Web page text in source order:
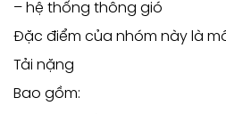
– hệ thống thông gió
Đặc điểm của nhóm này là
Tải nặng
Bao gồm: